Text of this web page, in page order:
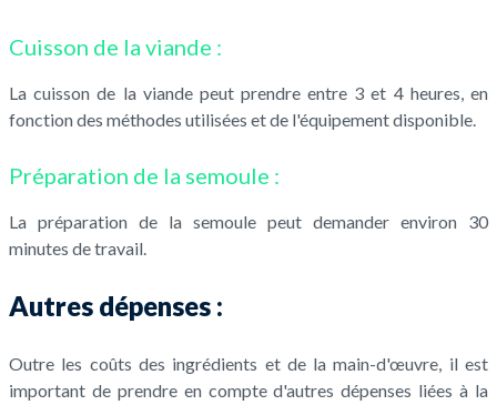
Cuisson de la viande :
La cuisson de la viande peut prendre entre 3 et 4 heures, en
fonction des méthodes utilisées et de l'équipement disponible.
Préparation de la semoule :
La préparation de la semoule peut demander environ 30
minutes de travail.
Autres dépenses :
Outre les coûts des ingrédients et de la main-d'œuvre, il est
important de prendre en compte d'autres dépenses liées à la